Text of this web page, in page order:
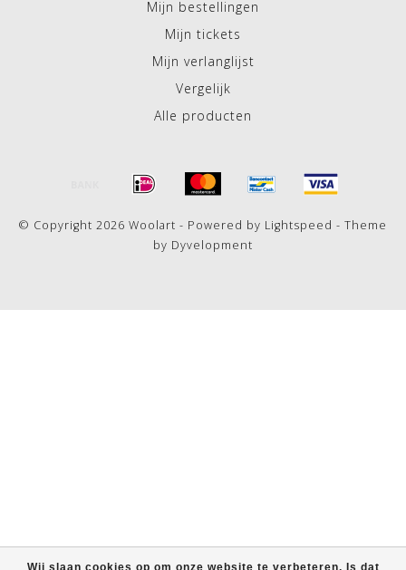
Wij slaan cookies op om onze website te verbeteren. Is dat
Mijn bestellingen
Mijn tickets
Mijn verlanglijst
Vergelijk
Alle producten
© Copyright 2026 Woolart - Powered by Lightspeed - Theme
by Dyvelopment